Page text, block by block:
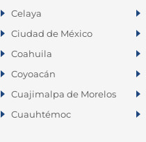
Celaya
Ciudad de México
Coahuila
Coyoacán
Cuajimalpa de Morelos
Cuauhtémoc